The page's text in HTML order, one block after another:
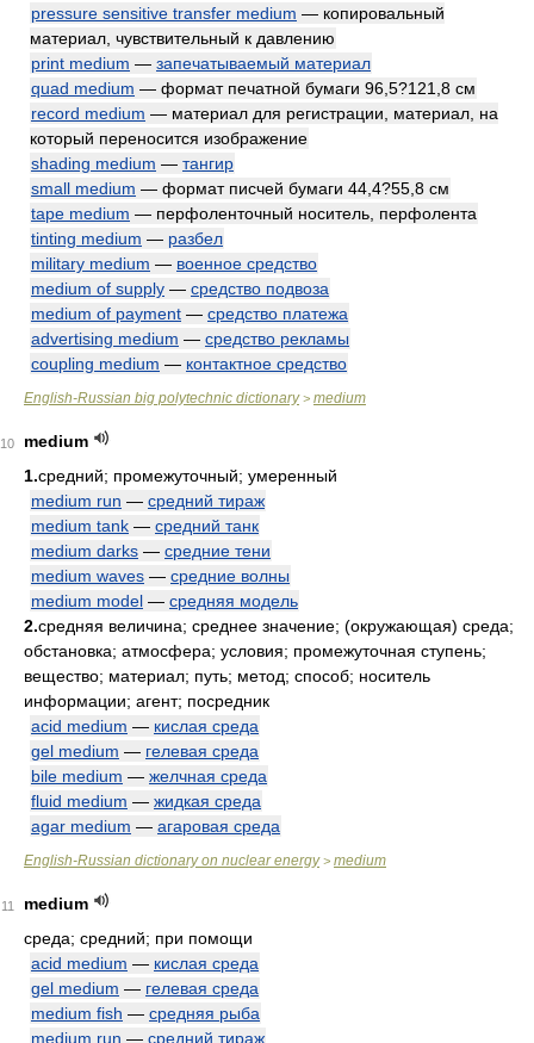
pressure sensitive transfer medium — копировальный
материал, чувствительный к давлению
print medium — запечатываемый материал
quad medium — формат печатной бумаги 96,5?121,8 см
record medium — материал для регистрации, материал, на
который переносится изображение
shading medium — тангир
small medium — формат писчей бумаги 44,4?55,8 см
tape medium — перфоленточный носитель, перфолента
tinting medium — разбел
military medium — военное средство
medium of supply — средство подвоза
medium of payment — средство платежа
advertising medium — средство рекламы
coupling medium — контактное средство
English-Russian big polytechnic dictionary> medium
10
medium
1.средний; промежуточный; умеренный
medium run — средний тираж
medium tank — средний танк
medium darks — средние тени
medium waves — средние волны
medium model — средняя модель
2.средняя величина; среднее значение; (окружающая) среда;
обстановка; атмосфера; условия; промежуточная ступень;
вещество; материал; путь; метод; способ; носитель
информации; агент; посредник
acid medium — кислая среда
gel medium — гелевая среда
bile medium — желчная среда
fluid medium — жидкая среда
agar medium — агаровая среда
English-Russian dictionary on nuclear energy> medium
11
medium
среда; средний; при помощи
acid medium — кислая среда
gel medium — гелевая среда
medium fish — средняя рыба
medium run — средний тираж